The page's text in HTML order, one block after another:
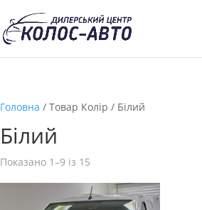
Головна / Товар Колір / Білий
Білий
Показано 1–9 із 15